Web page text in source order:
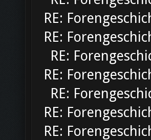
RE:
RE:
RE:
RE:
RE:
RE:
RE: